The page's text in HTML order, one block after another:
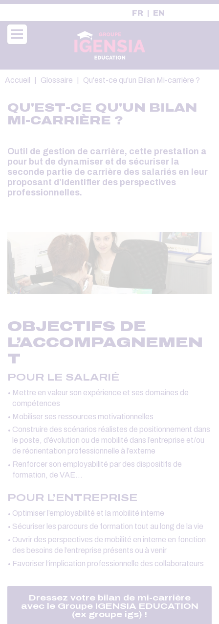
Aller
contenu
principal
FR EN
Fil
Accueil Glossaire Qu'est-ce qu'un Bilan Mi-carrière ?
QU'EST-CE QU'UN BILAN
MI-CARRIÈRE ?
Outil de gestion de carrière, cette prestation a
pour but de dynamiser et de sécuriser la
seconde partie de carrière des salariés en leur
proposant d’identifier des perspectives
professionnelles.
OBJECTIFS DE
L’ACCOMPAGNEMEN
T
POUR LE SALARIÉ
Mettre en valeur son expérience et ses domaines de
compétences
Mobiliser ses ressources motivationnelles
Construire des scénarios réalistes de positionnement dans
le poste, d’évolution ou de mobilité dans l’entreprise et/ou
de réorientation professionnelle à l’externe
Renforcer son employabilité par des dispositifs de
formation, de VAE…
POUR L’ENTREPRISE
Optimiser l’employabilité et la mobilité interne
Sécuriser les parcours de formation tout au long de la vie
Ouvrir des perspectives de mobilité en interne en fonction
des besoins de l’entreprise présents ou à venir
Favoriser l’implication professionnelle des collaborateurs
Dressez votre bilan de mi-carrière
avec le Groupe IGENSIA EDUCATION
(ex groupe igs) !